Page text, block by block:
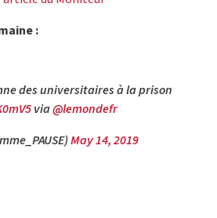
:
des universitaires à la prison
via@lemondefr
May 14, 2019